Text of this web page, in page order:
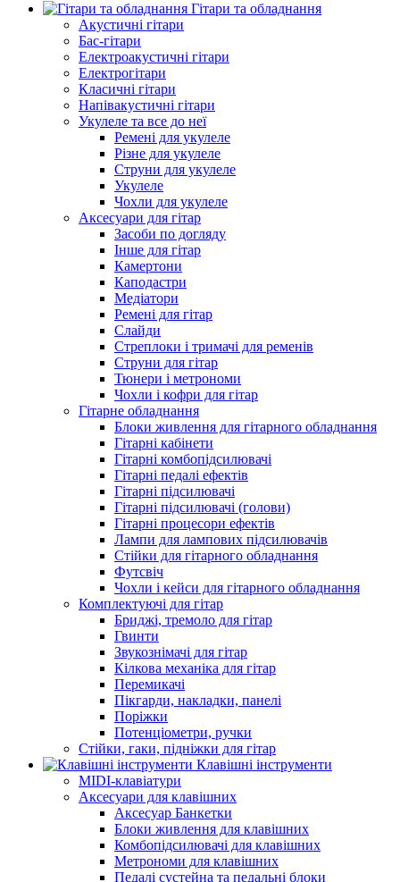
Гітари та обладнання
Акустичні гітари
Бас-гітари
Електроакустичні гітари
Електрогітари
Класичні гітари
Напівакустичні гітари
Укулеле та все до неї
Ремені для укулеле
Різне для укулеле
Струни для укулеле
Укулеле
Чохли для укулеле
Аксесуари для гітар
Засоби по догляду
Інше для гітар
Камертони
Каподастри
Медіатори
Ремені для гітар
Слайди
Стреплоки і тримачі для ременів
Струни для гітар
Тюнери і метрономи
Чохли і кофри для гітар
Гітарне обладнання
Блоки живлення для гітарного обладнання
Гітарні кабінети
Гітарні комбопідсилювачі
Гітарні педалі ефектів
Гітарні підсилювачі
Гітарні підсилювачі (голови)
Гітарні процесори ефектів
Лампи для лампових підсилювачів
Стійки для гітарного обладнання
Футсвіч
Чохли і кейси для гітарного обладнання
Комплектуючі для гітар
Бриджі, тремоло для гітар
Гвинти
Звукознімачі для гітар
Кілкова механіка для гітар
Перемикачі
Пікгарди, накладки, панелі
Поріжки
Потенціометри, ручки
Стійки, гаки, підніжки для гітар
Клавішні інструменти
MIDI-клавіатури
Аксесуари для клавішних
Аксесуар Банкетки
Блоки живлення для клавішних
Комбопідсилювачі для клавішних
Метрономи для клавішних
Педалі сустейна та педальні блоки